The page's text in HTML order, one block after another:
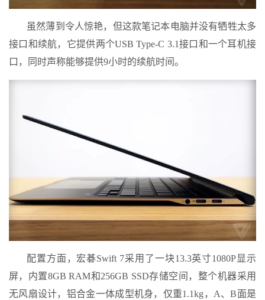
虽然薄到令人惊艳，但这款笔记本电脑并没有牺牲太多
接口和续航，它提供两个USB Type-C 3.1接口和一个耳机接
口，同时声称能够提供9小时的续航时间。
配置方面，宏碁Swift 7采用了一块13.3英寸1080P显示
屏，内置8GB RAM和256GB SSD存储空间，整个机器采用
无风扇设计，铝合金一体成型机身，仅重1.1kg，A、B面是